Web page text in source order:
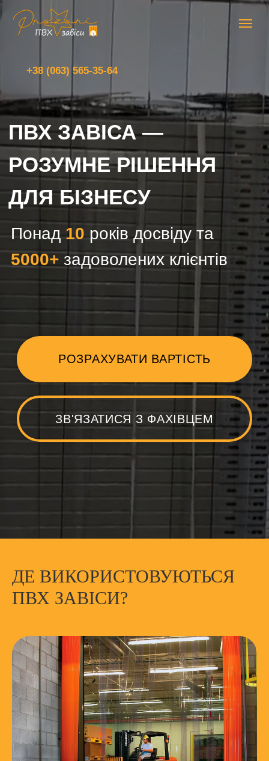
РОЗРАХУВАТИ ВАРТІСТЬ
ЗВ'ЯЗАТИСЯ З ФАХІВЦЕМ
ПВХ ЗАВІСА —
РОЗУМНЕ РІШЕННЯ
ДЛЯ БІЗНЕСУ
Понад10років досвіду та
задоволених клієнтів
ДЕ ВИКОРИСТОВУЮТЬСЯ
ПВХ ЗАВІСИ?